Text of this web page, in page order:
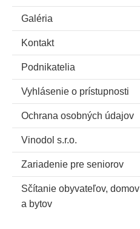
Galéria
Kontakt
Podnikatelia
Vyhlásenie o prístupnosti
Ochrana osobných údajov
Vinodol s.r.o.
Zariadenie pre seniorov
Sčítanie obyvateľov, domov
a bytov